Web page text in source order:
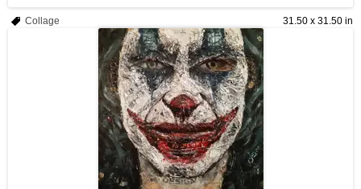
31.50 x 31.50 in
Collage